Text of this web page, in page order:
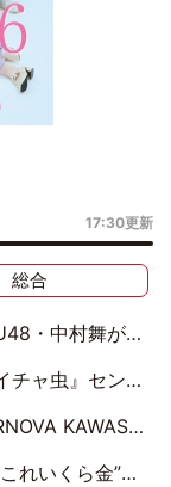
17:30更新
総合
く“これからの私”
“ひなた坂46”からの選抜入りも注目！
Live #16』昼公演リポート
回もわちゃわちゃ全開